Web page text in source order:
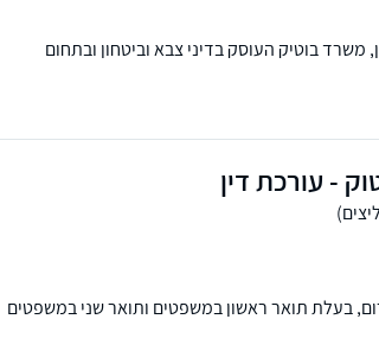
משרד בוטיק העוסק בדיני צבא וביטחון ובתחום
- עורכת דין
בעלת תואר ראשון במשפטים ותואר שני במשפטים